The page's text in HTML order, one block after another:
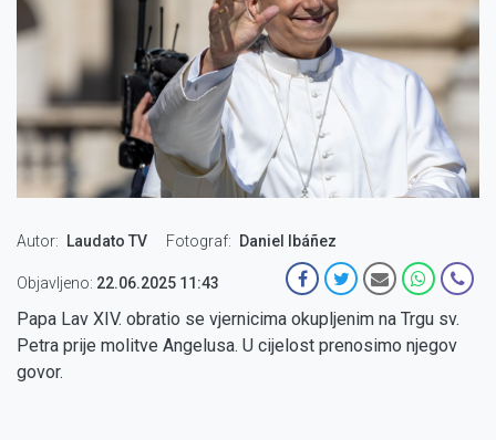
Autor Laudato TV Fotograf Daniel Ibáñez
Objavljeno: 22.06.2025 11:43
Papa Lav XIV. obratio se vjernicima okupljenim na Trgu sv.
Petra prije molitve Angelusa. U cijelost prenosimo njegov
govor.